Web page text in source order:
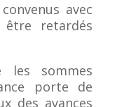
avec
retardés
les sommes
porte de
des avances